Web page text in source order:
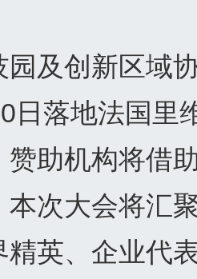
园及创新区域
日落地法国里
赞助机构将借
本次大会将汇
精英、企业代